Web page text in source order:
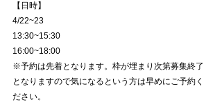
【日時】
4/22~23
13:30~15:30
16:00~18:00
※予約は先着となります。枠が埋まり次第募集終了
となりますので気になるという方は早めにご予約く
ださい。